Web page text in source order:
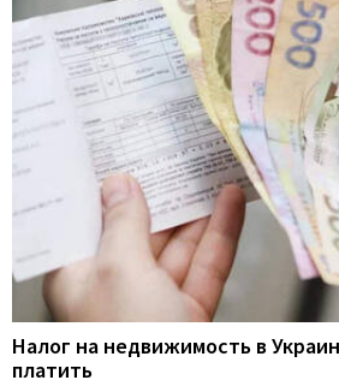
Налог на недвижимость в
платить